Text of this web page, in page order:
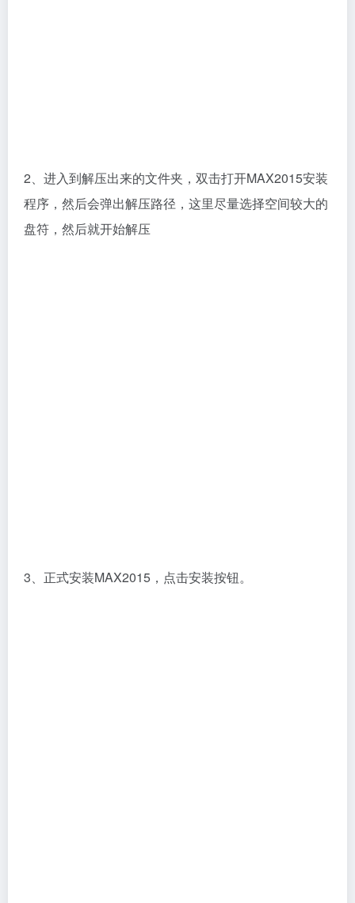
2、进入到解压出来的文件夹，双击打开MAX2015安装
程序，然后会弹出解压路径，这里尽量选择空间较大的
盘符，然后就开始解压
3、正式安装MAX2015，点击安装按钮。